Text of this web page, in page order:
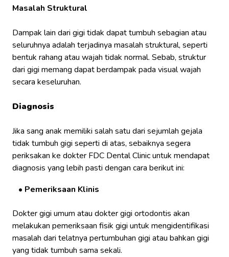
Masalah Struktural
Dampak lain dari gigi tidak dapat tumbuh sebagian atau
seluruhnya adalah terjadinya masalah struktural, seperti
bentuk rahang atau wajah tidak normal. Sebab, struktur
dari gigi memang dapat berdampak pada visual wajah
secara keseluruhan.
Diagnosis
Jika sang anak memiliki salah satu dari sejumlah gejala
tidak tumbuh gigi seperti di atas, sebaiknya segera
periksakan ke dokter FDC Dental Clinic untuk mendapat
diagnosis yang lebih pasti dengan cara berikut ini:
Pemeriksaan Klinis
Dokter gigi umum atau dokter gigi ortodontis akan
melakukan pemeriksaan fisik gigi untuk mengidentifikasi
masalah dari telatnya pertumbuhan gigi atau bahkan gigi
yang tidak tumbuh sama sekali.